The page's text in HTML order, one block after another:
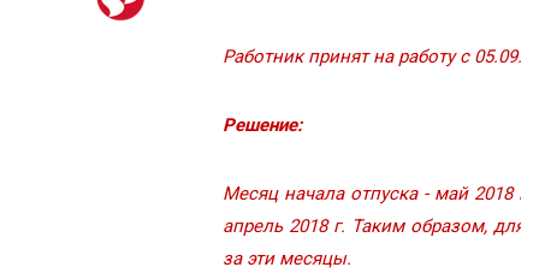
Работник принят на работу с
Решение:
Месяц начала отпуска - май 2018
апрель 2018 г. Таким образом, для
за эти месяцы.